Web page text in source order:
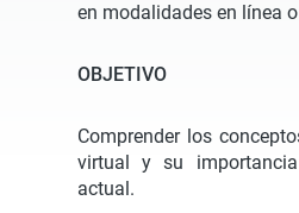
en modalidades en línea
OBJETIVO
Comprender los
virtual y su
actual.